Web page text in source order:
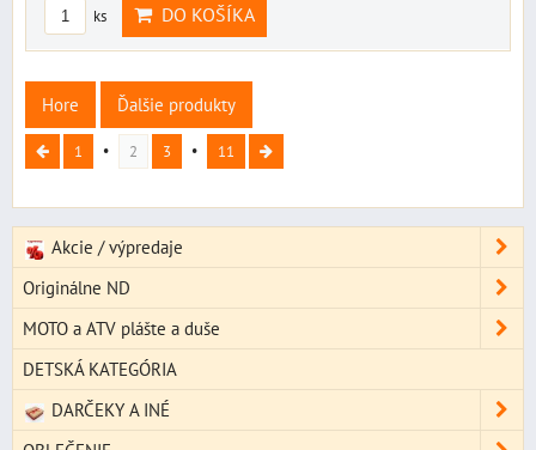
ks DO KOŠÍKA
Hore Ďalšie produkty
1 2 3 11
Akcie / výpredaje
Originálne ND
MOTO a ATV plášte a duše
DETSKÁ KATEGÓRIA
DARČEKY A INÉ